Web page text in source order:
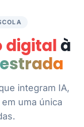
digital à
integram IA,
uma única